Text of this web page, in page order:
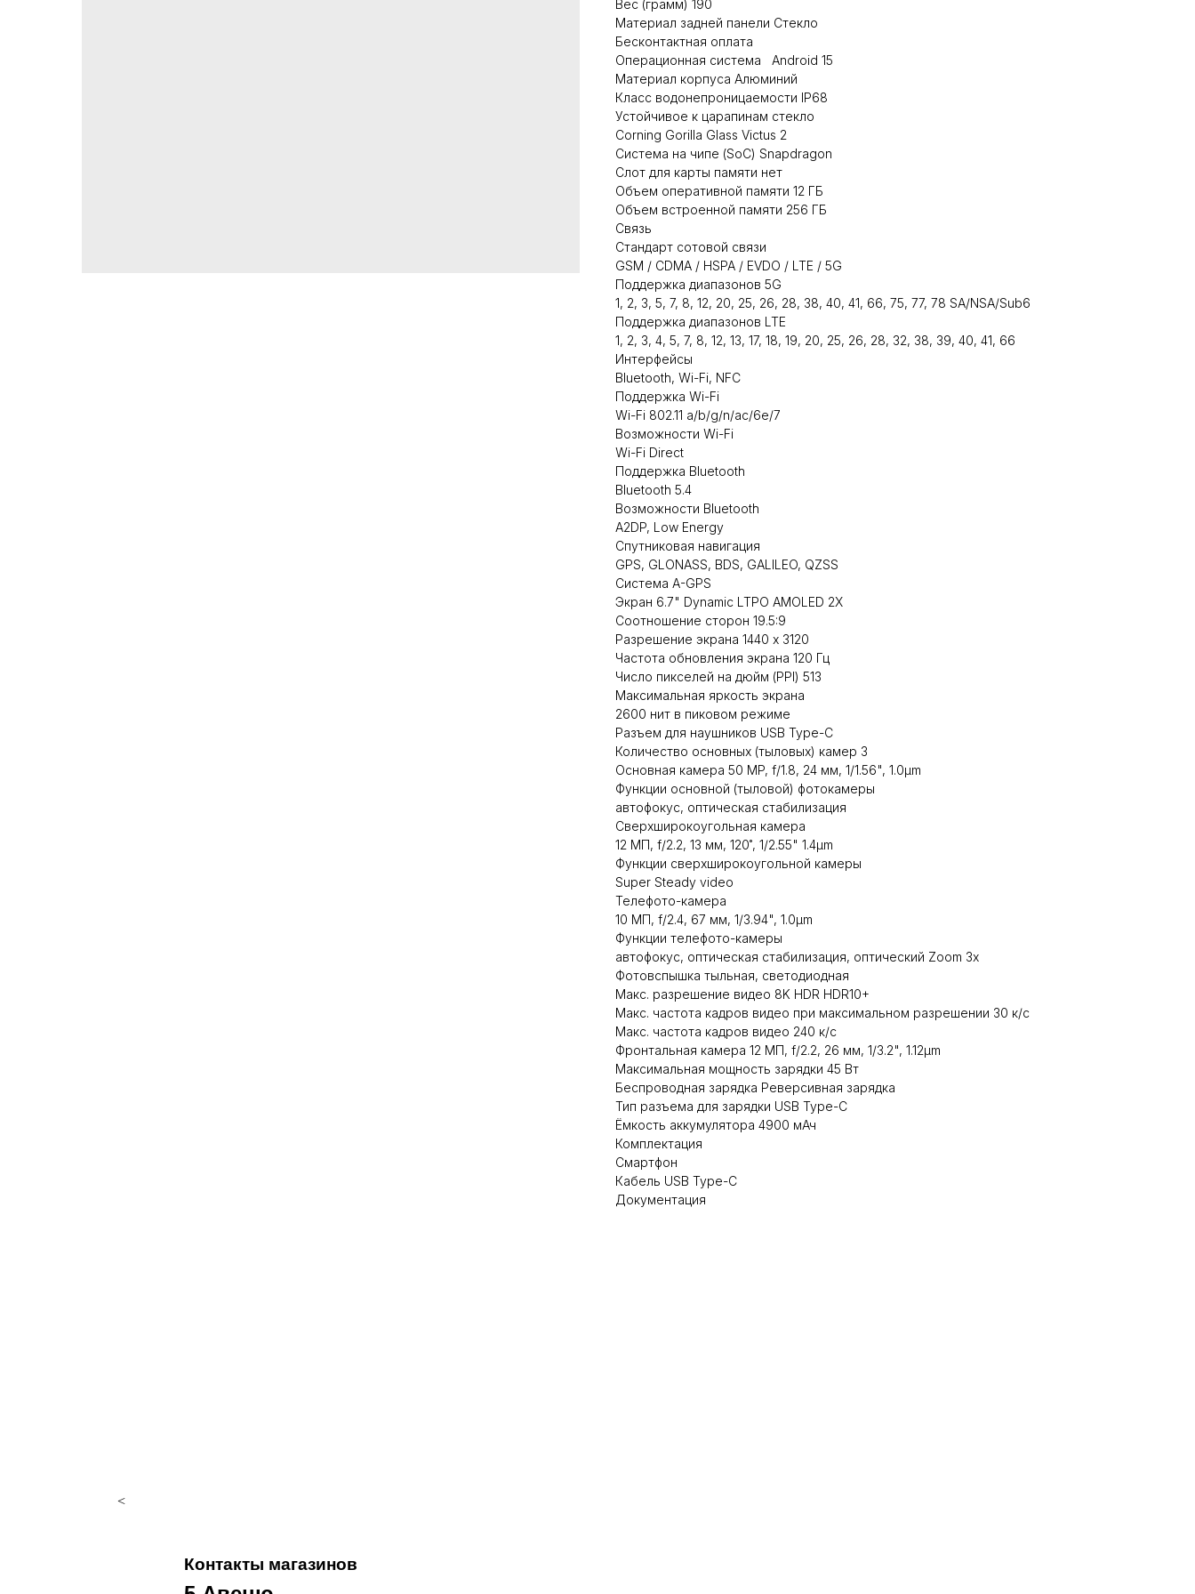
Вес (грамм) 190
Материал задней панели Стекло
Бесконтактная оплата
Операционная система Android 15
Материал корпуса Алюминий
Класс водонепроницаемости IP68
Устойчивое к царапинам стекло
Corning Gorilla Glass Victus 2
Система на чипе (SoC) Snapdragon
Слот для карты памяти нет
Объем оперативной памяти 12 ГБ
Объем встроенной памяти 256 ГБ
Связь
Стандарт сотовой связи
GSM / CDMA / HSPA / EVDO / LTE / 5G
Поддержка диапазонов 5G
1, 2, 3, 5, 7, 8, 12, 20, 25, 26, 28, 38, 40, 41, 66, 75, 77, 78 SA/NSA/Sub6
Поддержка диапазонов LTE
1, 2, 3, 4, 5, 7, 8, 12, 13, 17, 18, 19, 20, 25, 26, 28, 32, 38, 39, 40, 41, 66
Интерфейсы
Bluetooth, Wi-Fi, NFC
Поддержка Wi-Fi
Wi-Fi 802.11 a/b/g/n/ac/6e/7
Возможности Wi-Fi
Wi-Fi Direct
Поддержка Bluetooth
Bluetooth 5.4
Возможности Bluetooth
A2DP, Low Energy
Спутниковая навигация
GPS, GLONASS, BDS, GALILEO, QZSS
Система A-GPS
Экран 6.7" Dynamic LTPO AMOLED 2X
Соотношение сторон 19.5:9
Разрешение экрана 1440 x 3120
Частота обновления экрана 120 Гц
Число пикселей на дюйм (PPI) 513
Максимальная яркость экрана
2600 нит в пиковом режиме
Разъем для наушников USB Type-C
Количество основных (тыловых) камер 3
Основная камера 50 MP, f/1.8, 24 мм, 1/1.56", 1.0µm
Функции основной (тыловой) фотокамеры
автофокус, оптическая стабилизация
Сверхширокоугольная камера
12 МП, f/2.2, 13 мм, 120˚, 1/2.55" 1.4µm
Функции сверхширокоугольной камеры
Super Steady video
Телефото-камера
10 МП, f/2.4, 67 мм, 1/3.94", 1.0µm
Функции телефото-камеры
автофокус, оптическая стабилизация, оптический Zoom 3x
Фотовспышка тыльная, светодиодная
Макс. разрешение видео 8K HDR HDR10+
Макс. частота кадров видео при максимальном разрешении 30 к/c
Макс. частота кадров видео 240 к/с
Фронтальная камера 12 МП, f/2.2, 26 мм, 1/3.2", 1.12µm
Максимальная мощность зарядки 45 Вт
Беспроводная зарядка Реверсивная зарядка
Тип разъема для зарядки USB Type-C
Ёмкость аккумулятора 4900 мАч
Комплектация
Смартфон
Кабель USB Type-C
Документация
<
Контакты магазинов